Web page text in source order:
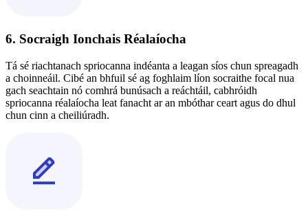
6. Socraigh Ionchais Réalaíocha
Tá sé riachtanach spriocanna indéanta a leagan síos chun spreagadh
a choinneáil. Cibé an bhfuil sé ag foghlaim líon socraithe focal nua
gach seachtain nó comhrá bunúsach a reáchtáil, cabhróidh
spriocanna réalaíocha leat fanacht ar an mbóthar ceart agus do dhul
chun cinn a cheiliúradh.